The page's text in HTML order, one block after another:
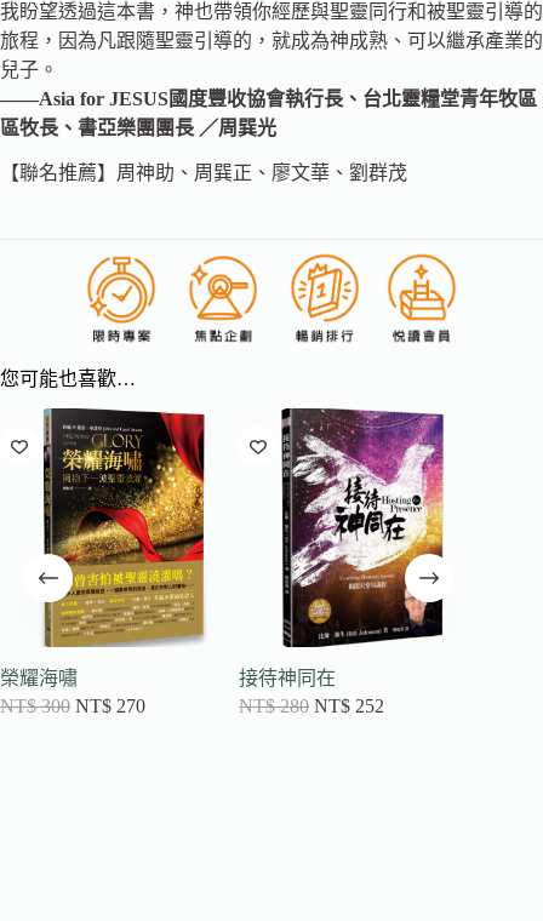
我盼望透過這本書，神也帶領你經歷與聖靈同行和被聖靈引導的
旅程，因為凡跟隨聖靈引導的，就成為神成熟、可以繼承產業的
兒子。
——Asia for JESUS國度豐收協會執行長、台北靈糧堂青年牧區
區牧長、書亞樂團團長 ／周巽光
【聯名推薦】周神助、周巽正、廖文華、劉群茂
您可能也喜歡…
榮耀海嘯
NT$300 NT$ 270
接待神同在
NT$280 NT$ 252